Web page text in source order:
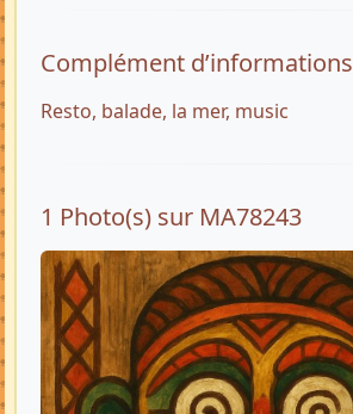
Complément d’informations
Resto, balade, la mer, music
1 Photo(s) sur MA78243